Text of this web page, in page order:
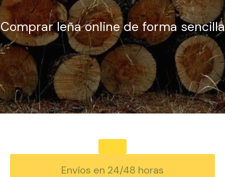
Comprar leña online de forma sencilla
Envíos en 24/48 horas